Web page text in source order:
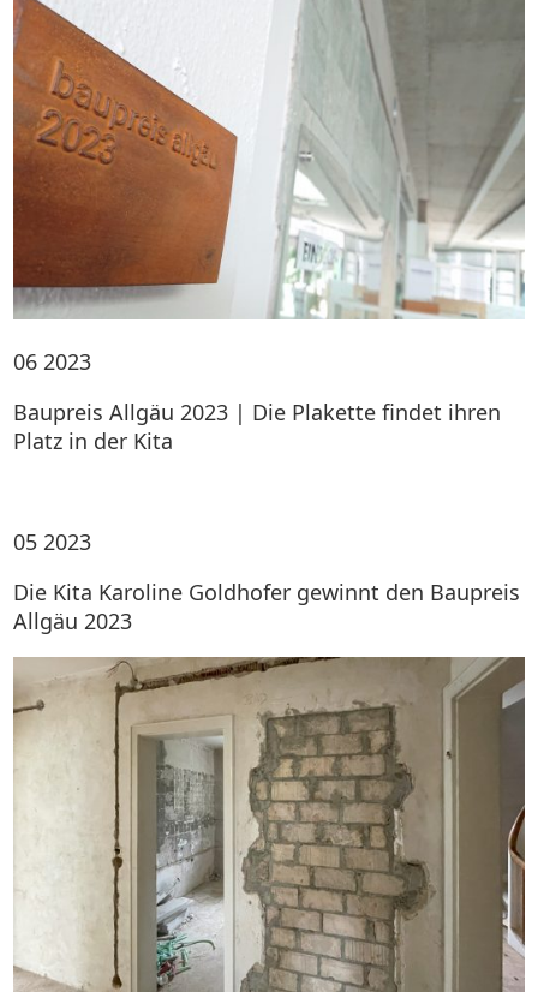
06 2023
Baupreis Allgäu 2023 | Die Plakette findet ihren
Platz in der Kita
05 2023
Die Kita Karoline Goldhofer gewinnt den Baupreis
Allgäu 2023